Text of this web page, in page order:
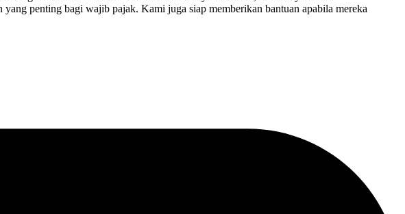
penting bagi wajib pajak. Kami juga siap memberikan bantuan apabila mereka